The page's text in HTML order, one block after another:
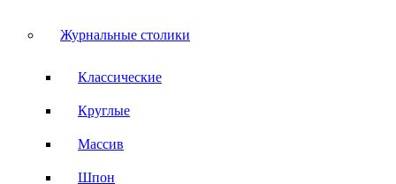
Журнальные столики
Классические
Круглые
Массив
Шпон